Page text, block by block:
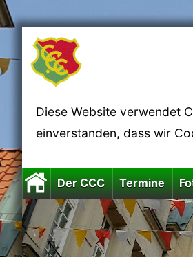
Diese Website verwendet
einverstanden, dass wir
Der CCC Termine